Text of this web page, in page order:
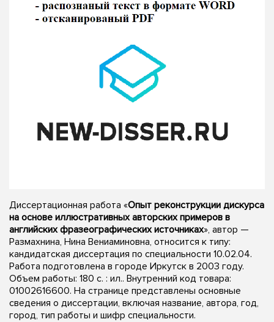
Диссертационная работа «Опыт реконструкции дискурса
на основе иллюстративных авторских примеров в
английских фразеографических источниках», автор —
Размахнина, Нина Вениаминовна, относится к типу:
кандидатская диссертация по специальности 10.02.04.
Работа подготовлена в городе Иркутск в 2003 году.
Объем работы: 180 с. : ил.. Внутренний код товара:
01002616600. На странице представлены основные
сведения о диссертации, включая название, автора, год,
город, тип работы и шифр специальности.